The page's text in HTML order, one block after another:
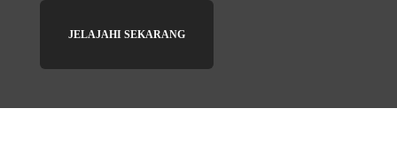
JELAJAHI SEKARANG